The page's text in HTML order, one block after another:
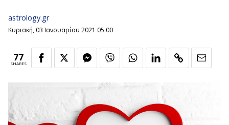
astrology.gr
Κυριακή, 03 Ιανουαρίου 2021 05:00
77
SHARES